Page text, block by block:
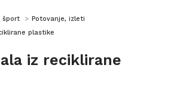
šport
Potovanje, izleti
plastike
iz reciklirane